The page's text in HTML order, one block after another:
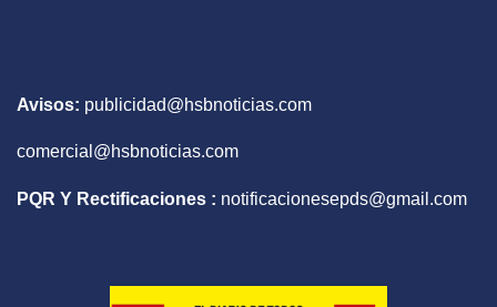
Avisos: publicidad@hsbnoticias.com
comercial@hsbnoticias.com
PQR Y Rectificaciones : notificacionesepds@gmail.com